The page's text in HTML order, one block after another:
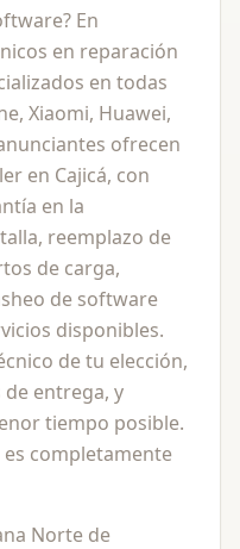
En
en reparación
en todas
Xiaomi, Huawei,
ofrecen
en Cajicá, con
en la
reemplazo de
de carga,
de software
disponibles.
de tu elección,
entrega, y
tiempo posible.
es completamente
Norte de